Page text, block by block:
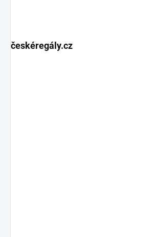
českéregály.cz